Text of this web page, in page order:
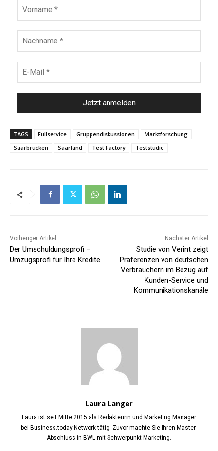
TAGS Fullservice Gruppendiskussionen
Marktforschung
Saarbrücken
Saarland Test Factory Teststudio
Vorheriger Artikel
Der Umschuldungsprofi –
Umzugsprofi für Ihre Kredite
Nächster Artikel
Studie von Verint zeigt
Präferenzen von deutschen
Verbrauchern im Bezug auf
Kunden-Service und
Kommunikationskanäle
Laura Langer
Laura ist seit Mitte 2015 als Redakteurin und Marketing Manager
bei Business.today Network tätig. Zuvor machte Sie Ihren Master-
Abschluss in BWL mit Schwerpunkt Marketing.